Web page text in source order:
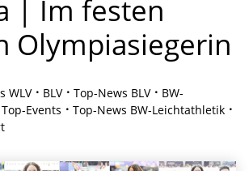
| Im festen
Olympiasiegerin
WLV BLV Top-News BLV
BW-
Top-Events
Top-News BW-Leichtathletik